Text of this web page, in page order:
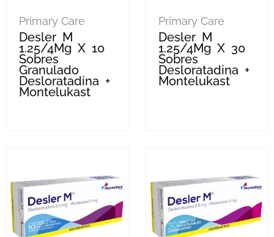
Primary Care
Desler M
1.25/4Mg X 10
Sobres
Granulado
Desloratadina +
Montelukast
Primary Care
Desler M
1.25/4Mg X 30
Sobres
Desloratadina +
Montelukast